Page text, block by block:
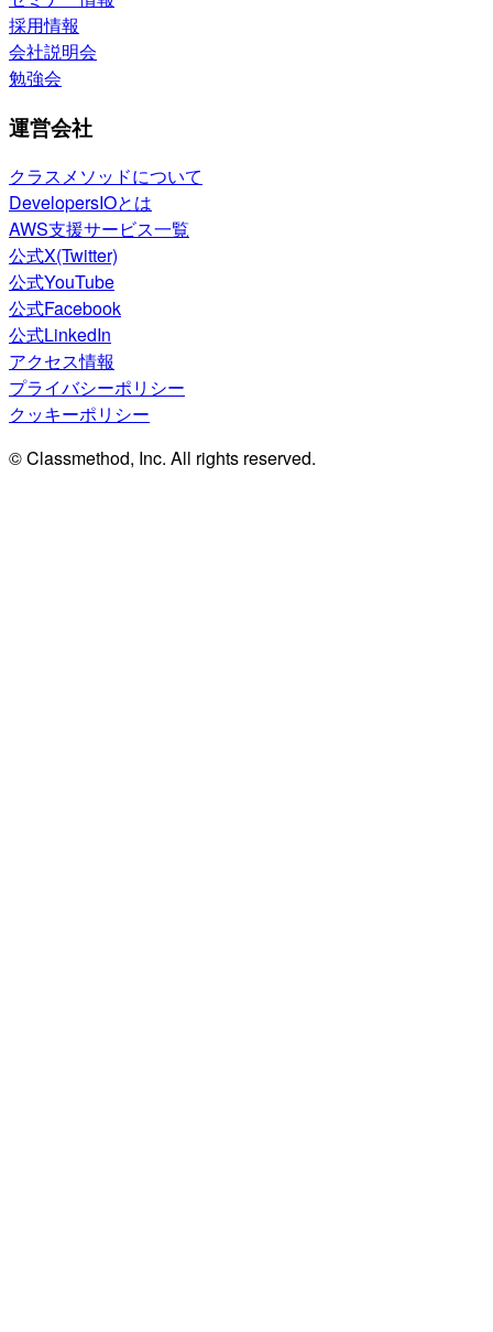
採用情報
会社説明会
勉強会
運営会社
クラスメソッドについて
DevelopersIOとは
AWS支援サービス一覧
公式X(Twitter)
公式YouTube
公式Facebook
公式LinkedIn
アクセス情報
プライバシーポリシー
クッキーポリシー
© Classmethod, Inc. All rights reserved.